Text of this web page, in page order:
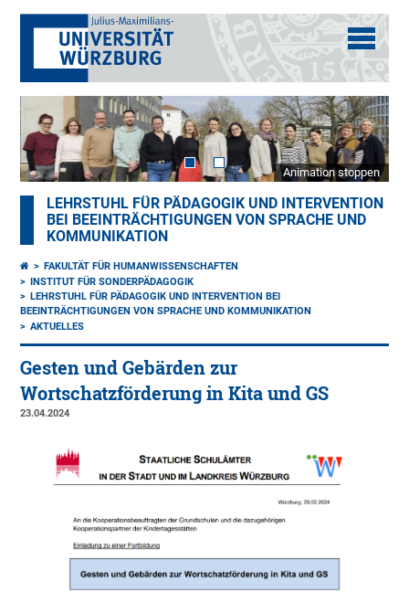
Animation stoppen
LEHRSTUHL FÜR PÄDAGOGIK UND INTERVENTION
BEI BEEINTRÄCHTIGUNGEN VON SPRACHE UND
KOMMUNIKATION
FAKULTÄT FÜR HUMANWISSENSCHAFTEN
INSTITUT FÜR SONDERPÄDAGOGIK
LEHRSTUHL FÜR PÄDAGOGIK UND INTERVENTION BEI
BEEINTRÄCHTIGUNGEN VON SPRACHE UND KOMMUNIKATION
AKTUELLES
Gesten und Gebärden zur
Wortschatzförderung in Kita und GS
23.04.2024